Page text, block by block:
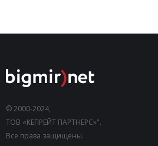
© 2000-2024,
ТОВ «КЕПРЕЙТ ПАРТНЕРС»".
Все права защищены.